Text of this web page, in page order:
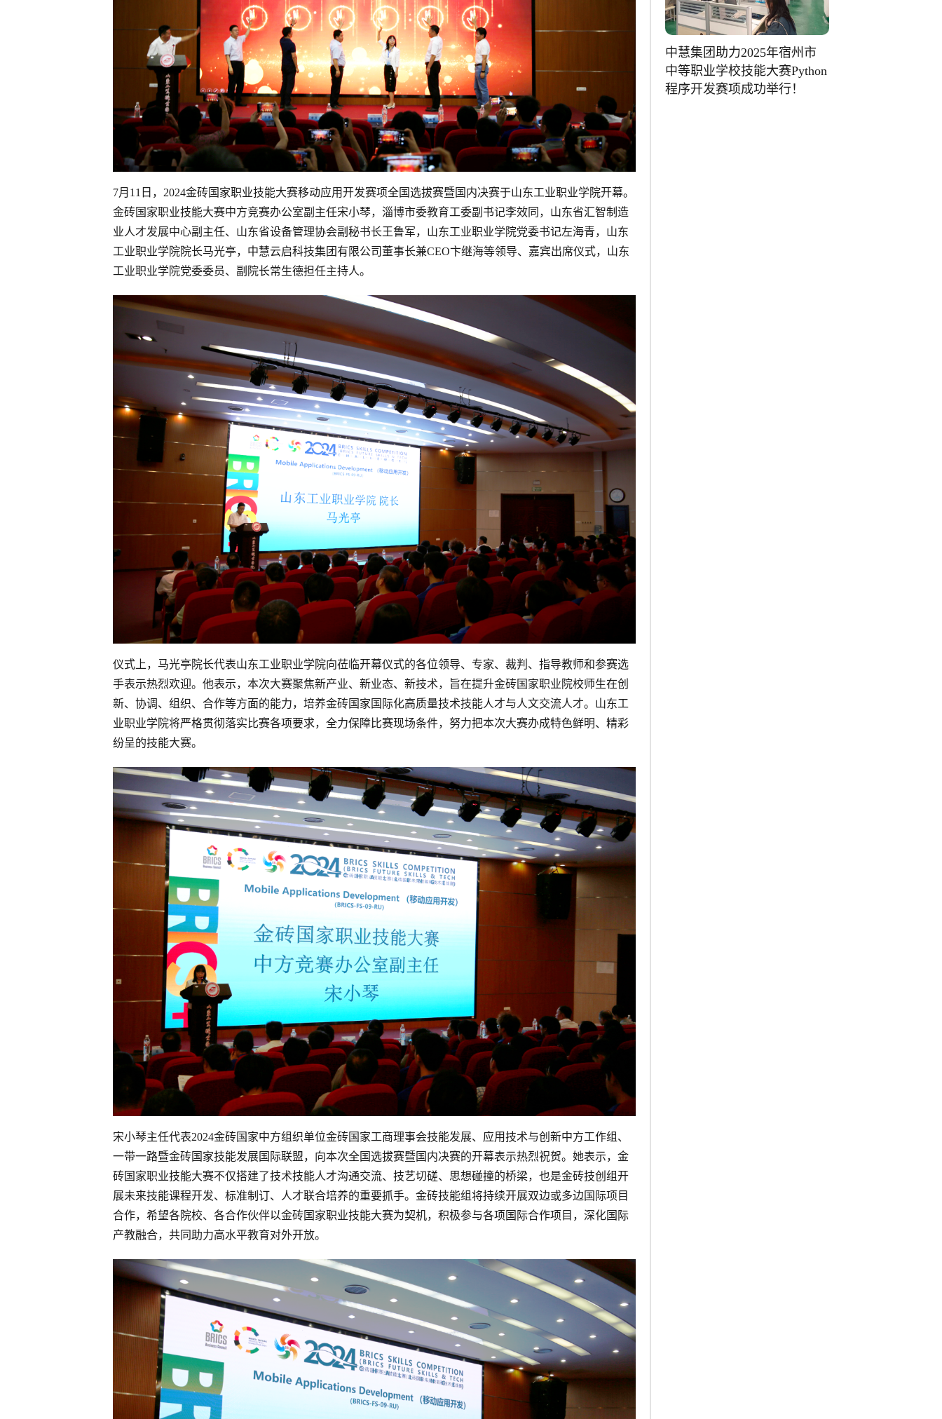
7月11日，2024金砖国家职业技能大赛移动应用开发赛项全国选拔赛暨国内决赛于山东工业职业学院开幕。
金砖国家职业技能大赛中方竞赛办公室副主任宋小琴，淄博市委教育工委副书记李效同，山东省汇智制造
业人才发展中心副主任、山东省设备管理协会副秘书长王鲁军，山东工业职业学院党委书记左海青，山东
工业职业学院院长马光亭，中慧云启科技集团有限公司董事长兼CEO卞继海等领导、嘉宾出席仪式，山东
工业职业学院党委委员、副院长常生德担任主持人。
仪式上，马光亭院长代表山东工业职业学院向莅临开幕仪式的各位领导、专家、裁判、指导教师和参赛选
手表示热烈欢迎。他表示，本次大赛聚焦新产业、新业态、新技术，旨在提升金砖国家职业院校师生在创
新、协调、组织、合作等方面的能力，培养金砖国家国际化高质量技术技能人才与人文交流人才。山东工
业职业学院将严格贯彻落实比赛各项要求，全力保障比赛现场条件，努力把本次大赛办成特色鲜明、精彩
纷呈的技能大赛。
宋小琴主任代表2024金砖国家中方组织单位金砖国家工商理事会技能发展、应用技术与创新中方工作组、
一带一路暨金砖国家技能发展国际联盟，向本次全国选拔赛暨国内决赛的开幕表示热烈祝贺。她表示，金
砖国家职业技能大赛不仅搭建了技术技能人才沟通交流、技艺切磋、思想碰撞的桥梁，也是金砖技创组开
展未来技能课程开发、标准制订、人才联合培养的重要抓手。金砖技能组将持续开展双边或多边国际项目
合作，希望各院校、各合作伙伴以金砖国家职业技能大赛为契机，积极参与各项国际合作项目，深化国际
产教融合，共同助力高水平教育对外开放。
中慧集团助力2025年宿州市
中等职业学校技能大赛Python
程序开发赛项成功举行！